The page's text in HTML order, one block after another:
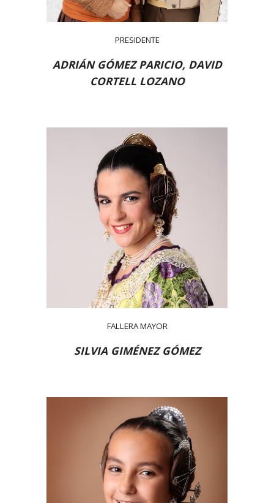
PRESIDENTE
ADRIÁN GÓMEZ PARICIO, DAVID
CORTELL LOZANO
FALLERA MAYOR
SILVIA GIMÉNEZ GÓMEZ